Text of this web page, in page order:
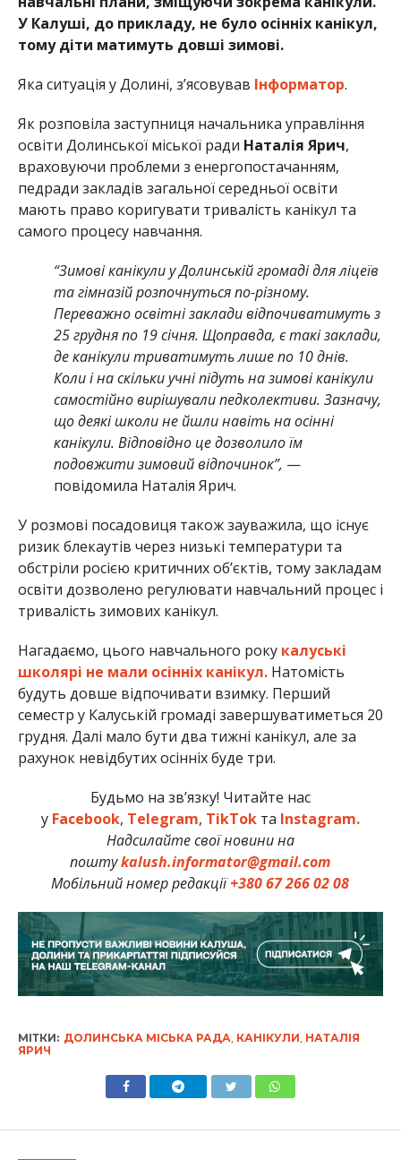
У Калуші, до прикладу, не було осінніх канікул,
тому діти матимуть довші зимові.
Яка ситуація у Долині, з’ясовував Інформатор.
Як розповіла заступниця начальника управління
освіти Долинської міської ради Наталія Ярич,
враховуючи проблеми з енергопостачанням,
педради закладів загальної середньої освіти
мають право коригувати тривалість канікул та
самого процесу навчання.
“Зимові канікули у Долинській громаді для ліцеїв
та гімназій розпочнуться по-різному.
Переважно освітні заклади відпочиватимуть з
25 грудня по 19 січня. Щоправда, є такі заклади,
де канікули триватимуть лише по 10 днів.
Коли і на скільки учні підуть на зимові канікули
самостійно вирішували педколективи. Зазначу,
що деякі школи не йшли навіть на осінні
канікули. Відповідно це дозволило їм
подовжити зимовий відпочинок”, —
повідомила Наталія Ярич.
У розмові посадовиця також зауважила, що існує
ризик блекаутів через низькі температури та
обстріли росією критичних об’єктів, тому закладам
освіти дозволено регулювати навчальний процес і
тривалість зимових канікул.
Нагадаємо, цього навчального року калуські
школярі не мали осінніх канікул.Натомість
будуть довше відпочивати взимку. Перший
семестр у Калуській громаді завершуватиметься 20
грудня. Далі мало бути два тижні канікул, але за
рахунок невідбутих осінніх буде три.
Будьмо на зв’язку! Читайте нас
у Facebook, Telegram, TikTokта Instagram.
Надсилайте свої новини на
поштуkalush.informator@gmail.com
Мобільний номер редакції+380 67 266 02 08
МІТКИ: ДОЛИНСЬКА МІСЬКА РАДА КАНІКУЛИ НАТАЛІЯ
ЯРИЧ